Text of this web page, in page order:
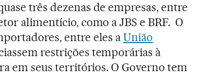
três dezenas de empresas, entre
alimentício, como a JBS e BRF. O
entre eles aUnião
restrições temporárias à
em seus territórios. O Governo tem